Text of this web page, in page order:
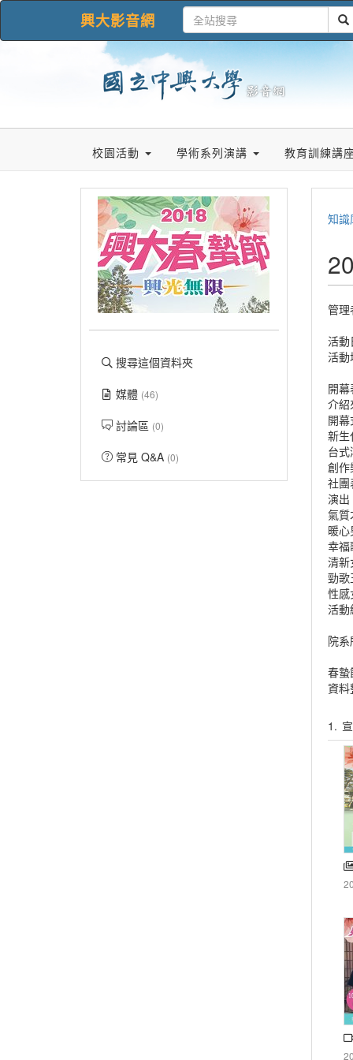
興大影音網
校園活動 學術系列演講 教育訓練講
搜尋這個資料夾
媒體 (46)
討論區 (0)
常見 Q&A (0)
知識
管理
活動
活動
開
介
開
新
台
創
社
演出
氣
暖
幸
清
勁
性
活動
院
春蟄
資料
1.